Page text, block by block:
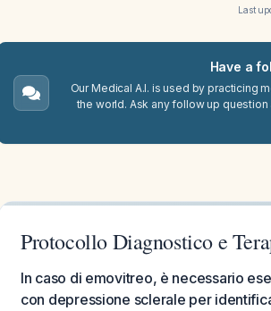
Last
Have a
Our Medical A.I. is used by practicing
the world. Ask any follow up
Protocollo Diagnostico e
In caso di emovitreo, è necessario
con depressione sclerale per